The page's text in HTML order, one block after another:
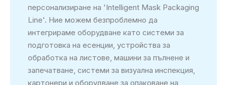
персонализиране на 'Intelligent Mask Packaging
Line'. Ние можем безпроблемно да
интегрираме оборудване като системи за
подготовка на есенции, устройства за
обработка на листове, машини за пълнене и
запечатване, системи за визуална инспекция,
картонери и оборудване за опаковане на